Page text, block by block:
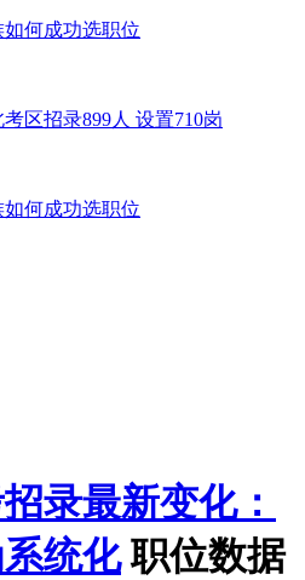
何成功选职位
区招录899人 设置710岗
何成功选职位
录最新变化：
统化 职位数据